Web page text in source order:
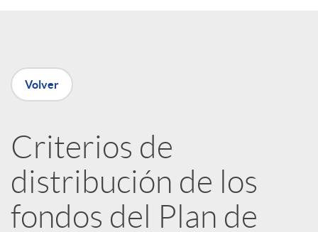
e
R
e
Volver
Criterios de
distribución de los
fondos del Plan de